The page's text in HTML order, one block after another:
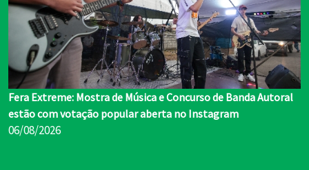
Fera Extreme: Mostra de Música e Concurso de Banda Autoral
estão com votação popular aberta no Instagram
06/08/2026